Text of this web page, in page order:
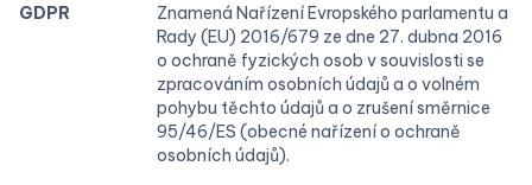
GDPR
Znamená Nařízení Evropského parlamentu a
Rady (EU) 2016/679 ze dne 27. dubna 2016
o ochraně fyzických osob v souvislosti se
zpracováním osobních údajů a o volném
pohybu těchto údajů a o zrušení směrnice
95/46/ES (obecné nařízení o ochraně
osobních údajů).